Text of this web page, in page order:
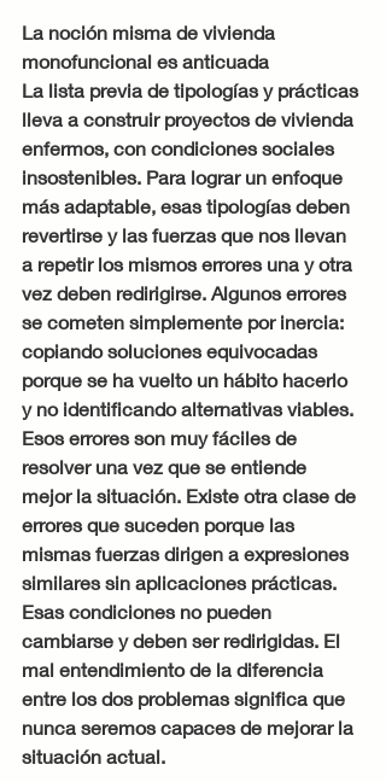
La noción misma de vivienda
monofuncional es anticuada
La lista previa de tipologías y prácticas
lleva a construir proyectos de vivienda
enfermos, con condiciones sociales
insostenibles. Para lograr un enfoque
más adaptable, esas tipologías deben
revertirse y las fuerzas que nos llevan
a repetir los mismos errores una y otra
vez deben redirigirse. Algunos errores
se cometen simplemente por inercia:
copiando soluciones equivocadas
porque se ha vuelto un hábito hacerlo
y no identificando alternativas viables.
Esos errores son muy fáciles de
resolver una vez que se entiende
mejor la situación. Existe otra clase de
errores que suceden porque las
mismas fuerzas dirigen a expresiones
similares sin aplicaciones prácticas.
Esas condiciones no pueden
cambiarse y deben ser redirigidas. El
mal entendimiento de la diferencia
entre los dos problemas significa que
nunca seremos capaces de mejorar la
situación actual.